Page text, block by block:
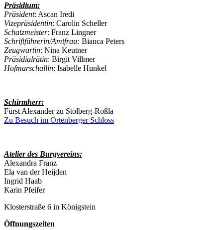
Präsidium:
Präsident: Ascan Iredi
Vizepräsidentin: Carolin Scheller
Schatzmeister: Franz Lingner
Schriftführerin/Amtfrau: Bianca Peters
Zeugwartin: Nina Keutner
Präsidialrätin: Birgit Villmer
Hofmarschallin: Isabelle Hunkel
Schirmherr:
Fürst Alexander zu Stolberg-Roßla
Zu Besuch im Ortenberger Schloss
Atelier des Burgvereins:
Alexandra Franz
Ela van der Heijden
Ingrid Haab
Karin Pfeifer
Klosterstraße 6 in Königstein
Öffnungszeiten